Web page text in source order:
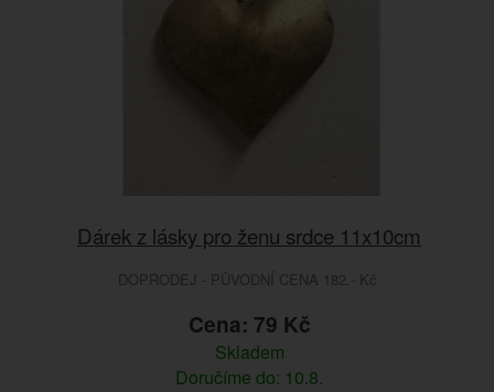
Dárek z lásky pro ženu srdce 11x10cm
DOPRODEJ - PŮVODNÍ CENA 182.- Kč
Cena: 79 Kč
Skladem
Doručíme do: 10.8.